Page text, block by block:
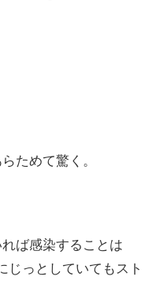
ためて驚く。
ば感染することは
じっとしていてもスト